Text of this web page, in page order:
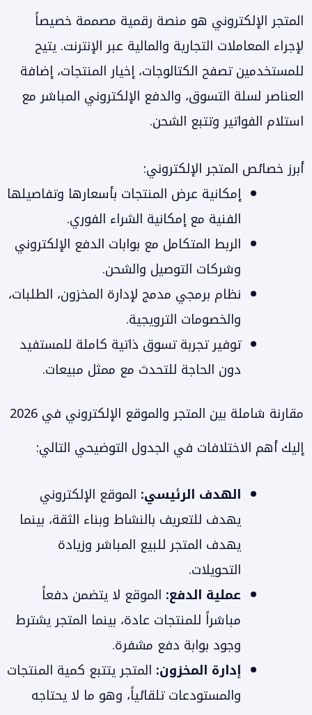
المتجر الإلكتروني هو منصة رقمية مصممة خصيصاً
لإجراء المعاملات التجارية والمالية عبر الإنترنت. يتيح
للمستخدمين تصفح الكتالوجات، إخيار المنتجات، إضافة
العناصر لسلة التسوق، والدفع الإلكتروني المباشر مع
استلام الفواتير وتتبع الشحن.
أبرز خصائص المتجر الإلكتروني:
إمكانية عرض المنتجات بأسعارها وتفاصيلها
الفنية مع إمكانية الشراء الفوري.
الربط المتكامل مع بوابات الدفع الإلكتروني
وشركات التوصيل والشحن.
نظام برمجي مدمج لإدارة المخزون، الطلبات،
والخصومات الترويجية.
توفير تجربة تسوق ذاتية كاملة للمستفيد
دون الحاجة للتحدث مع ممثل مبيعات.
مقارنة شاملة بين المتجر والموقع الإلكتروني في 2026
إليك أهم الاختلافات في الجدول التوضيحي التالي:
الهدف الرئيسي: الموقع الإلكتروني
يهدف للتعريف بالنشاط وبناء الثقة، بينما
يهدف المتجر للبيع المباشر وزيادة
التحويلات.
عملية الدفع: الموقع لا يتضمن دفعاً
مباشراً للمنتجات عادة، بينما المتجر يشترط
وجود بوابة دفع مشفرة.
إدارة المخزون: المتجر يتتبع كمية المنتجات
والمستودعات تلقائياً، وهو ما لا يحتاجه